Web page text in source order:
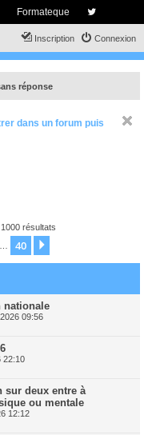
Formateque
Connexion
Inscription
réponse
dans un forum puis
résultats
40
nationale
09:56
22:10
sur deux entre à
ou mentale
12:12